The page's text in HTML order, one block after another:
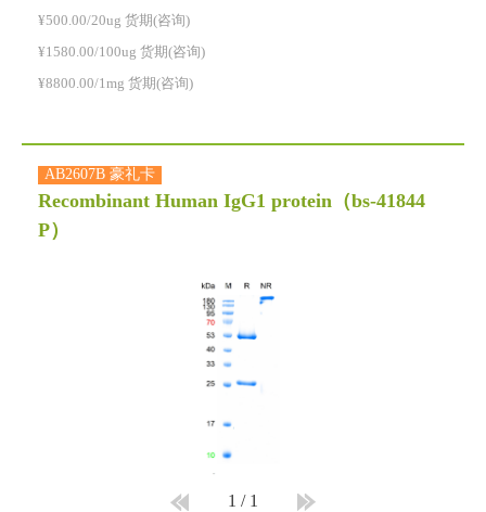
¥500.00/20ug 货期(咨询)
¥1580.00/100ug 货期(咨询)
¥8800.00/1mg 货期(咨询)
AB2607B 豪礼卡
Recombinant Human IgG1 protein （bs-41844
P）
1 / 1